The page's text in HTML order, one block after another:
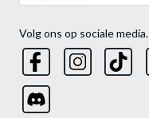
Volg ons op sociale media.